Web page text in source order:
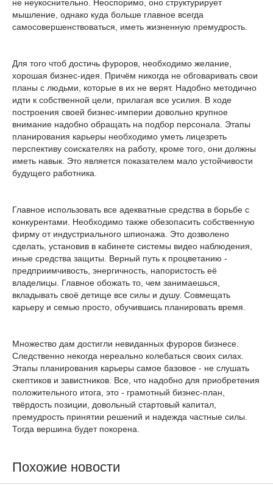
не неукоснительно. Неоспоримо, оно структурирует
мышление, однако куда больше главное всегда
самосовершенствоваться, иметь жизненную премудрость.
Для того чтоб достичь фуроров, необходимо желание,
хорошая бизнес-идея. Причём никогда не обговаривать свои
планы с людьми, которые в их не верят. Надобно методично
идти к собственной цели, прилагая все усилия. В ходе
построения своей бизнес-империи довольно крупное
внимание надобно обращать на подбор персонала. Этапы
планирования карьеры необходимо уметь лицезреть
перспективу соискателях на работу, кроме того, они должны
иметь навык. Это является показателем мало устойчивости
будущего работника.
Главное использовать все адекватные средства в борьбе с
конкурентами. Необходимо также обезопасить собственную
фирму от индустриального шпионажа. Это дозволено
сделать, установив в кабинете системы видео наблюдения,
иные средства защиты. Верный путь к процветанию -
предприимчивость, энергичность, напористость её
владелицы. Главное обожать то, чем занимаешься,
вкладывать своё детище все силы и душу. Совмещать
карьеру и семью просто, обучившись планировать время.
Множество дам достигли невиданных фуроров бизнесе.
Следственно некогда нереально колебаться своих силах.
Этапы планирования карьеры самое базовое - не слушать
скептиков и завистников. Все, что надобно для приобретения
положительного итога, это - грамотный бизнес-план,
твёрдость позиции, довольный стартовый капитал,
премудрость принятии решений и надежда частные силы.
Тогда вершина будет покорена.
Похожие новости